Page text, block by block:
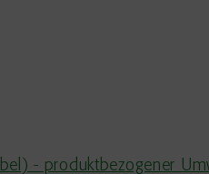
- produktbezogener